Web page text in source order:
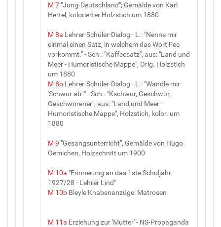
M 7 "Jung-Deutschland"; Gemälde von Karl
Hertel, kolorierter Holzstich um 1880
M 8a Lehrer-Schüler-Dialog - L.: "Nenne mir
einmal einen Satz, in welchem das Wort Fee
vorkommt." - Sch.: "Kaffeesatz", aus: "Land und
Meer - Humoristische Mappe", Orig. Holzstich
um 1880
M 8b Lehrer-Schüler-Dialog - L.: "Wandle mir
'Schwur ab'." - Sch.: "Kschwur, Geschwür,
Geschworener", aus: "Land und Meer -
Humoristische Mappe", Holzstich, kolor. um
1880
M 9 "Gesangsunterricht", Gemälde von Hugo
Oemichen, Holzschnitt um 1900
M 10a "Erinnerung an das 1ste Schuljahr
1927/28 - Lehrer Lind"
M 10b Bleyle Knabenanzüge: Matrosen
M 11a Erziehung zur 'Mutter' - NS-Propaganda